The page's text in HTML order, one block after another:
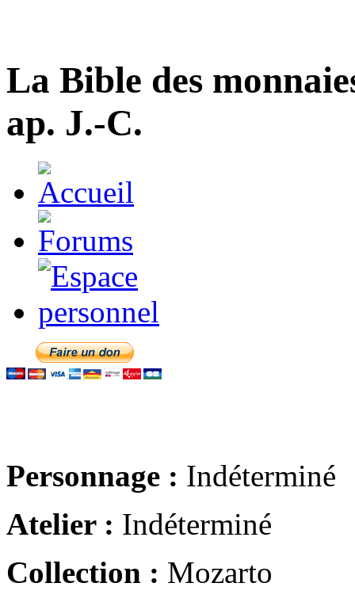
La Bible des
ap. J.-C.
Personnage : Indéterminé
Atelier : Indéterminé
Collection : Mozarto